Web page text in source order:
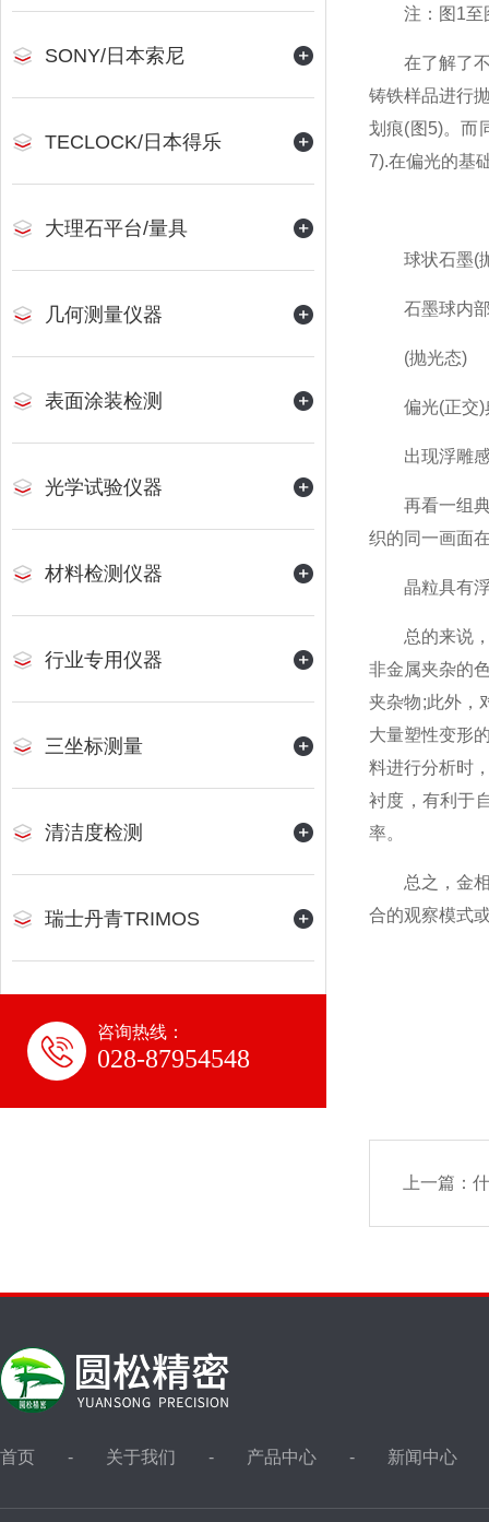
SONY/日本索尼
TECLOCK/日本得乐
大理石平台/量具
几何测量仪器
表面涂装检测
光学试验仪器
材料检测仪器
行业专用仪器
三坐标测量
清洁度检测
瑞士丹青TRIMOS
咨询热线：
028-87954548
注：图1至图
在了解了不
铸铁样品进行
划痕(图5)。而
7).在偏光的基
球状石墨(
石墨球内部
(抛光态)
偏光(正交)
出现浮雕感
再看一组典
织的同一画面
晶粒具有浮
总的来说，
非金属夹杂的
夹杂物;此外，
大量塑性变形
料进行分析时
衬度，有利于
率。
总之，金相
合的观察模式
上一篇：
首页 关于我们 产品中心 新闻中心